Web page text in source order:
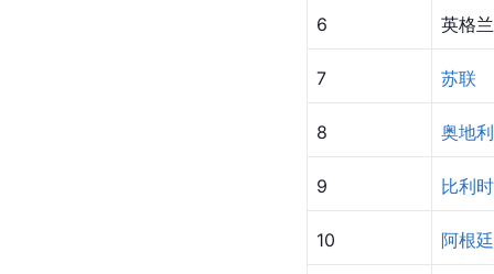
6 英格兰
7 苏联
8 奥地利
9 比利时
10 阿根廷